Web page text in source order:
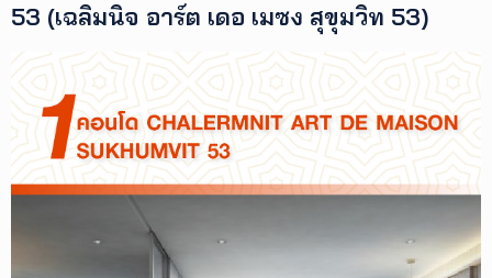
53 (เฉลิมนิจ อาร์ต เดอ เมซง สุขุมวิท 53)